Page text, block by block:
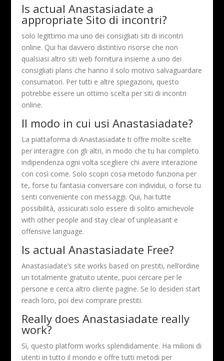
Is actual Anastasiadate a
appropriate Sito di incontri?
solo legittimo ma uno dei consigliati siti di incontri
online. Qui hai davvero distintivo risorse che non
qualsiasi altro siti web fornitura insieme a uno dei
consigliati plans che hanno il solo motivo salvaguardare
consumatori. Per tutti e altre spiegazioni, questo
potrebbe essere un ottimo scelta per siti di incontri
online.
Il modo in cui usi Anastasiadate?
La piattaforma di Anastasiadate ti offre molte scelte
per interagire con gli altri, in modo che tu hai completo
indipendenza ogni volta scegliere chi avere interazione
con così come. Solo scopri cosa metodo funziona per
te, forse tu fantasia conversare con individui, o forse tu
senti conveniente con messaggi. Qui, hai tutte
possibilità, assicurati solo essere di solito amichevole
with other people and stay clear of unpleasant e
offensive language.
Is actual Anastasiadate Free?
Anastasiadate’s site works based on prestiti, nell’ordine
un totalmente gratuito utente, puoi cercare per le
persone e cerca altro cliente pagine. Se lo desideri start
reach loro, poi devi comprare prestiti.
Really does Anastasiadate really
work?
Sì, questo platform works splendidamente. Ha milioni di
utenti in tutto il mondo e offre tutti metodi per